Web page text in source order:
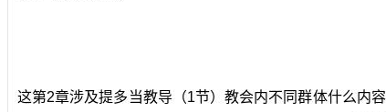
这第2章涉及提多当教导（1节）教会内不同群体什么内